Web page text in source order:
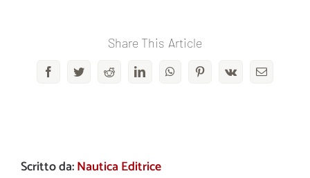
Share This Article
FacebookTwitterRedditLinkedInWhatsAppPinterestVk Email
Scritto da:Nautica Editrice